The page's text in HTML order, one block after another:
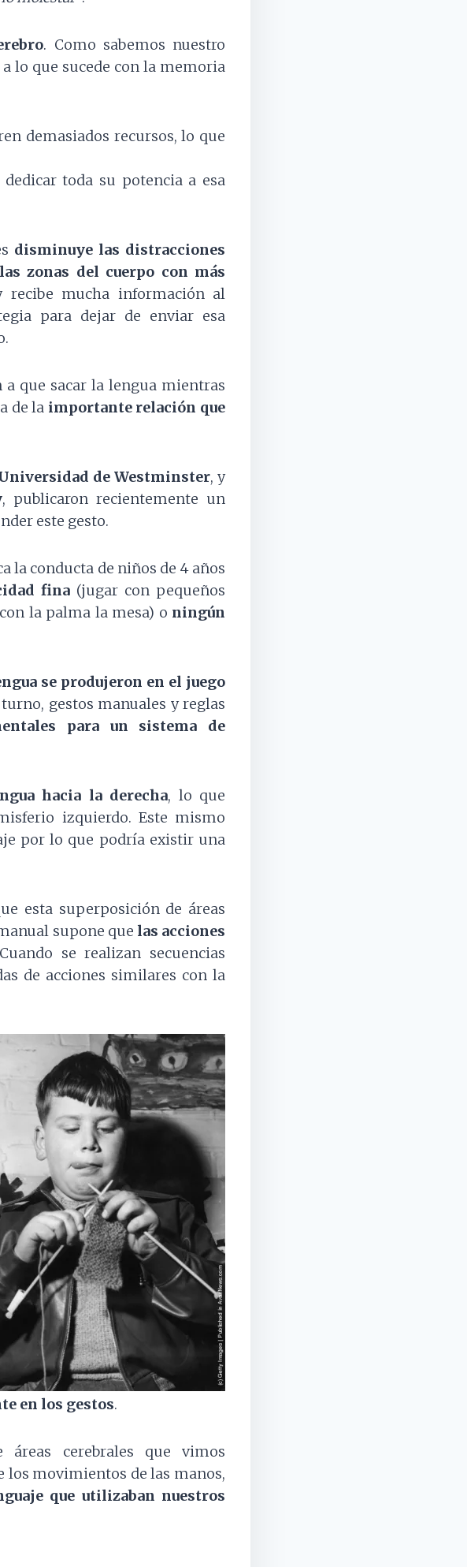
. Como sabemos nuestro
lo que sucede con la memoria
demasiados recursos, lo que
toda su potencia a esa
disminuye las distracciones
zonas del cuerpo con más
mucha información al
para dejar de enviar esa
que sacar la lengua mientras
de la importante relación que
de Westminster, y
, publicaron recientemente un
este gesto.
la conducta de niños de 4 años
fina (jugar con pequeños
la palma la mesa) o ningún
se produjeron en el juego
gestos manuales y reglas
para un sistema de
hacia la derecha, lo que
izquierdo. Este mismo
por lo que podría existir una
esta superposición de áreas
supone que las acciones
Cuando se realizan secuencias
de acciones similares con la
en los gestos.
cerebrales que vimos
movimientos de las manos,
que utilizaban nuestros